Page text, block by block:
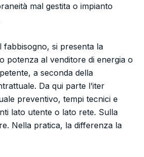
mal gestita o impianto
fabbisogno, si presenta la
potenza al venditore di energia o
a seconda della
Da qui parte l’iter
preventivo, tempi tecnici e
lato utente o lato rete. Sulla
Nella pratica, la differenza la